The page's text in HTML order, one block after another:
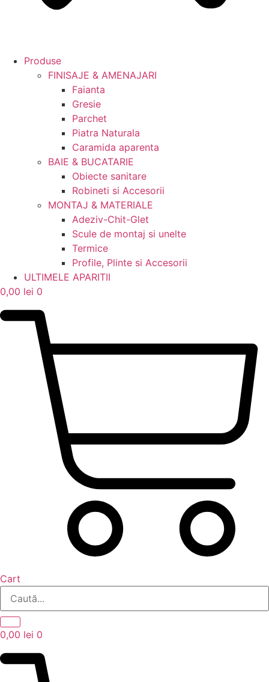
Produse
FINISAJE & AMENAJARI
Faianta
Gresie
Parchet
Piatra Naturala
Caramida aparenta
BAIE & BUCATARIE
Obiecte sanitare
Robineti si Accesorii
MONTAJ & MATERIALE
Adeziv-Chit-Glet
Scule de montaj si unelte
Termice
Profile, Plinte si Accesorii
ULTIMELE APARITII
0,00 lei 0
Cart
0,00 lei 0